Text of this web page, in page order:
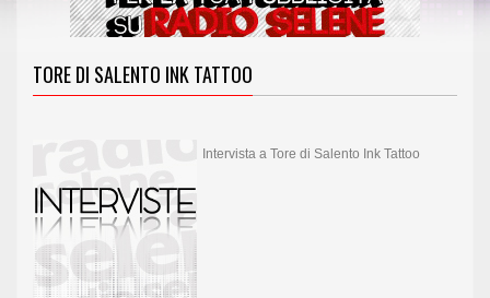
TORE DI SALENTO INK TATTOO
Intervista a Tore di Salento Ink Tattoo